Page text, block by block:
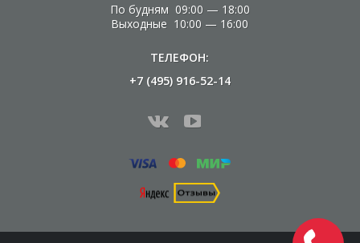
По будням 09:00 — 18:00
Выходные 10:00 — 16:00
ТЕЛЕФОН:
+7 (495) 916-52-14